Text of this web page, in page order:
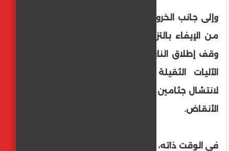
وإلى جانب الخروقات المتكررة، تتنصل إسرائيل
من الإيفاء بالتزاماتها التي نص عليها اتفاق
وقف إطلاق النار، ومن بينها إدخال مئات من
الآليات الثقيلة اللازمة لرفع أطنان الركام
لانتشال جثامين الفلسطينيين المدفونة تحت
الأنقاض.
في الوقت ذاته، تسابق تل أبيب الوقت لانتشال